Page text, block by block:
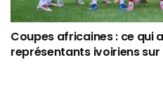
Coupes africaines : ce qui
représentants ivoiriens